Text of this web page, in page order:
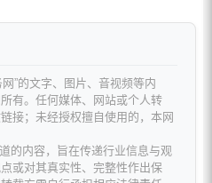
”的文字、图片、音视频等内
有。任何媒体、网站或个人转
接；未经授权擅自使用的，本网
的内容，旨在传递行业信息与观
或对其真实性、完整性作出保